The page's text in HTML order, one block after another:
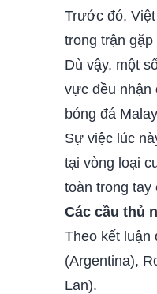
Trước đó,
trong trận
Dù vậy, một
vực đều nhận
bóng đá
Sự việc lúc
tại vòng loại
toàn trong tay
Các cầu thủ
Theo kết luận
(Argentina),
Lan).